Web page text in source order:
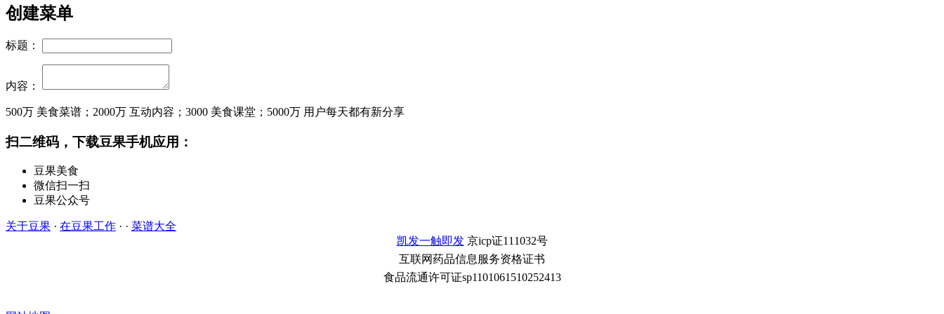
创建菜单
标题：
内容：
500万 美食菜谱； 2000万 互动内容； 3000 美食课堂； 5000万 用户每天都有新分享
扫二维码，下载豆果手机应用：
豆果美食
微信扫一扫
豆果公众号
关于豆果 · 在豆果工作 · · 菜谱大全
凯发一触即发 京icp证111032号
互联网药品信息服务资格证书
食品流通许可证sp1101061510252413